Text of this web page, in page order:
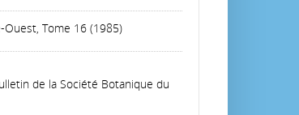
Tome 16 (1985)
de la Société Botanique du